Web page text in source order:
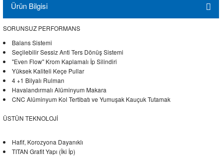
Ürün Bilgisi
SORUNSUZ PERFORMANS
Balans Sistemi
Seçilebilir Sessiz Anti Ters Dönüş Sistemi
"Even Flow" Krom Kaplamalı İp Silindiri
Yüksek Kaliteli Keçe Pullar
4 +1 Bilyalı Rulman
Havalandırmalı Alüminyum Makara
CNC Alüminyum Kol Tertibatı ve Yumuşak Kauçuk Tutamak
ÜSTÜN TEKNOLOJİ
Hafif, Korozyona Dayanıklı
TITAN Grafit Yapı (İki İp)